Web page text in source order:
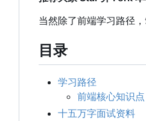
当然除了前端学习路径 ，
目录
学习路径
前端核心知识点
十五万字面试资料